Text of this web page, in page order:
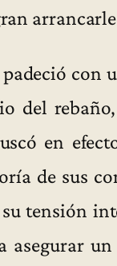
padeció
del
en
de sus
tensión
asegurar